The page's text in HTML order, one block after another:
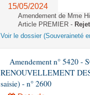
15/05/2024
Amendement de Mme
Article PREMIER -
Voir le dossier (Souveraineté
Amendement n° 5420
RENOUVELLEMENT
saisie) - n° 2600